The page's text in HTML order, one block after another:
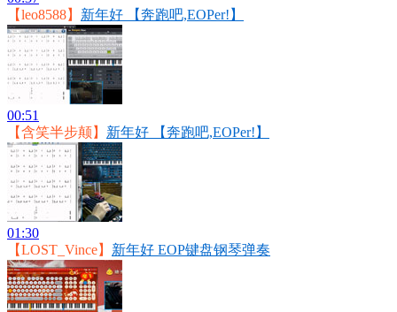
【leo8588】 新年好 【奔跑吧,EOPer!】
00:51
【含笑半步颠】 新年好 【奔跑吧,EOPer!】
01:30
【LOST_Vince】 新年好 EOP键盘钢琴弹奏